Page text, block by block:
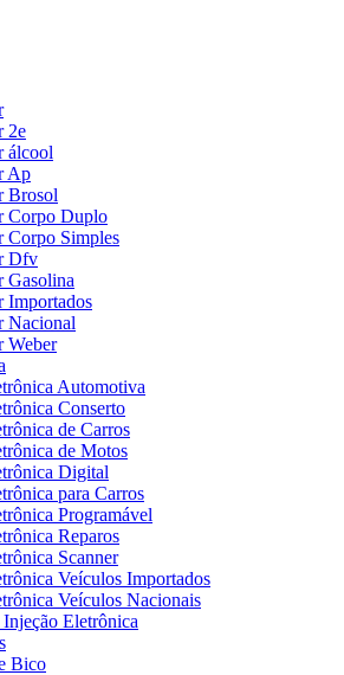
2e
álcool
Ap
Brosol
Corpo Duplo
Corpo Simples
Dfv
Gasolina
Importados
Nacional
Weber
Automotiva
Conserto
de Carros
de Motos
Digital
para Carros
Programável
Reparos
Scanner
Veículos Importados
Veículos Nacionais
Injeção Eletrônica
Bico